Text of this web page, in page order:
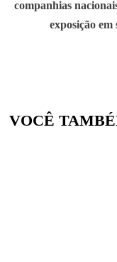
companhias
exposição
VOCÊ